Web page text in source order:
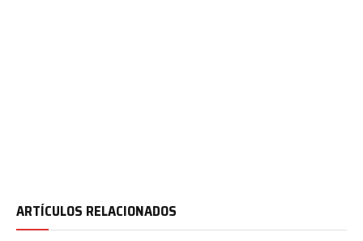
ARTÍCULOS RELACIONADOS